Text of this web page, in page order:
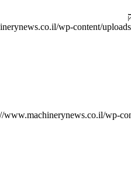
wp-content/
www.machinerynews.co.il/wp-